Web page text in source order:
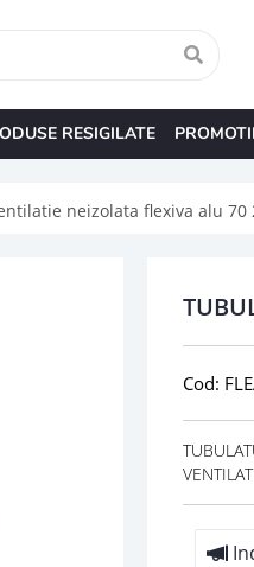
RESIGILATE PROMOTII
neizolata flexiva alu 70
Cod: